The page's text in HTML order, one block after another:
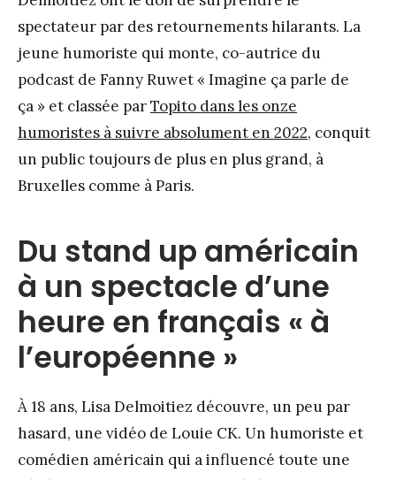
spectateur par des retournements hilarants. La
jeune humoriste qui monte, co-autrice du
podcast de Fanny Ruwet « Imagine ça parle de
ça » et classée parTopito dans les onze
humoristes à suivre absolument en 2022, conquit
un public toujours de plus en plus grand, à
Bruxelles comme à Paris.
Du stand up américain
à un spectacle d’une
heure en français « à
l’européenne »
À 18 ans, Lisa Delmoitiez découvre, un peu par
hasard, une vidéo de Louie CK. Un humoriste et
comédien américain qui a influencé toute une